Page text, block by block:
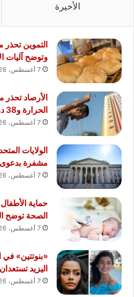
الأخيرة
التموين تحذر
وتوضح آليات
7 أغسطس، 2026
الأرصاد
الحرارة و38 درجة بالقاهرة
7 أغسطس، 2026
الولايات
مشفرة بدعوى
7 أغسطس، 2026
حماية
الصحة توضح
7 أغسطس، 2026
«بنوتتين» في
اليزيد
7 أغسطس، 2026